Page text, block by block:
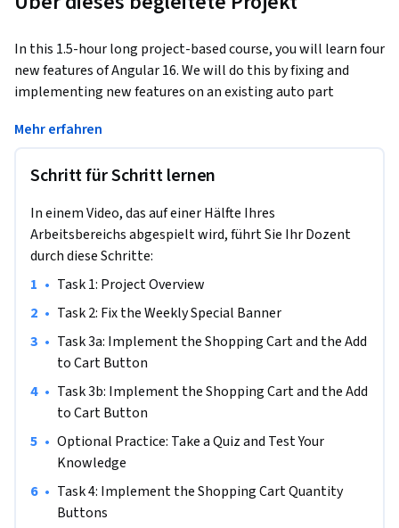
In this 1.5-hour long project-based course, you will learn four
new features of Angular 16. We will do this by fixing and
implementing new features on an existing auto part
project, we will learn about required input, alias, signals,
non-destructive hydration, and faster rebuild.
Mehr erfahren
Schritt für Schritt lernen
In einem Video, das auf einer Hälfte Ihres
Arbeitsbereichs abgespielt wird, führt Sie Ihr Dozent
durch diese Schritte:
• Task 1: Project Overview
• Task 2: Fix the Weekly Special Banner
• Task 3a: Implement the Shopping Cart and the Add
to Cart Button
• Task 3b: Implement the Shopping Cart and the Add
to Cart Button
• Optional Practice: Take a Quiz and Test Your
Knowledge
• Task 4: Implement the Shopping Cart Quantity
Buttons